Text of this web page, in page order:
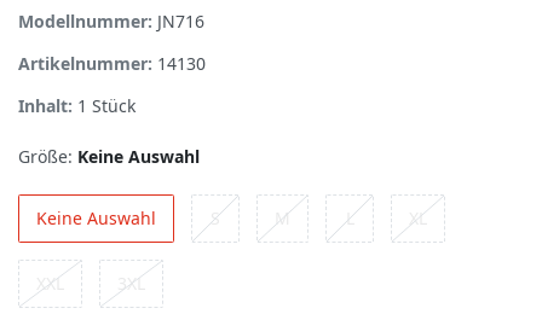
Modellnummer: JN716
Artikelnummer: 14130
Inhalt: 1 Stück
Größe: Keine Auswahl
Keine Auswahl S M L XL
XXL 3XL